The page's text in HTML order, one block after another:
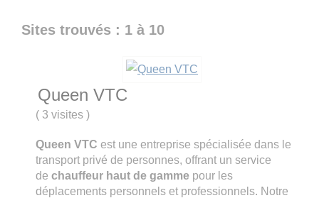
Sites trouvés : 1 à 10
Queen VTC
( 3 visites)
Queen VTC est une entreprise spécialisée dans le
transport privé de personnes, offrant un service
dechauffeur haut de gamme pour les
déplacements personnels et professionnels. Notre